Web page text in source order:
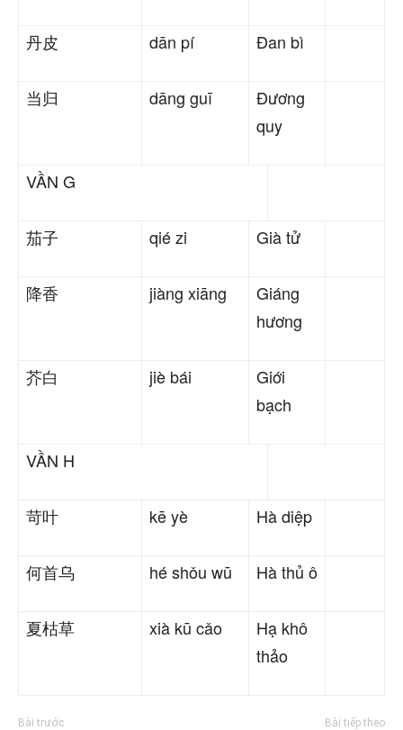
丹皮 dān pí Đan bì
当归 dāng guī
Đương
quy
VẦN G
茄子 qié zi Già tử
降香 jiàng xiāng
Giáng
hương
芥白 jiè bái
Giới
bạch
VẦN H
苛叶 kē yè Hà diệp
何首乌 hé shǒu wū Hà thủ ô
夏枯草 xià kū cǎo
Hạ khô
thảo
Bài trước Bài tiếp theo